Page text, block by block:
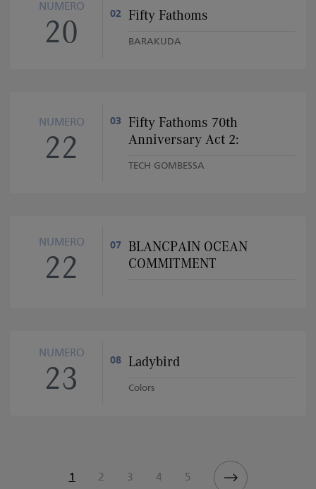
NUMERO
20 02 Fifty Fathoms
BARAKUDA
NUMERO
22
03
Fifty Fathoms 70th
Anniversary Act 2:
TECH GOMBESSA
NUMERO
22
07
BLANCPAIN OCEAN
COMMITMENT
NUMERO
23 08 Ladybird
Colors
Pagina
1 Pagina
2 Pagina
3 Pagina
4 Pagina
5